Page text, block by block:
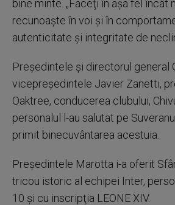
bine minte. „Faceţi în aşa fel încât
recunoaşte în voi şi în
autenticitate şi integritate de
Preşedintele şi directorul general
vicepreşedintele Javier Zanetti,
Oaktree, conducerea clubului,
personalul l-au salutat pe
primit binecuvântarea acestuia.
Preşedintele Marotta i-a oferit
tricou istoric al echipei Inter,
10 şi cu inscripţia LEONE XIV.